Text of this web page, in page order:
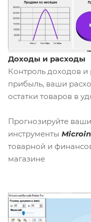
Доходы и расходы
Контроль доходов
прибыль, ваши
остатки товаров в
Прогнозируйте
инструменты
товарной и
магазине